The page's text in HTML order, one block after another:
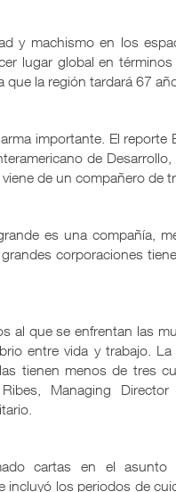
y machismo en los
lugar global en
la región tardará 67
importante. El reporte
de
de un compañero de
es una compañía,
corporaciones
al que se enfrentan las
entre vida y trabajo.
tienen menos de tres
Managing
cartas en el asunto
incluyó los periodos de